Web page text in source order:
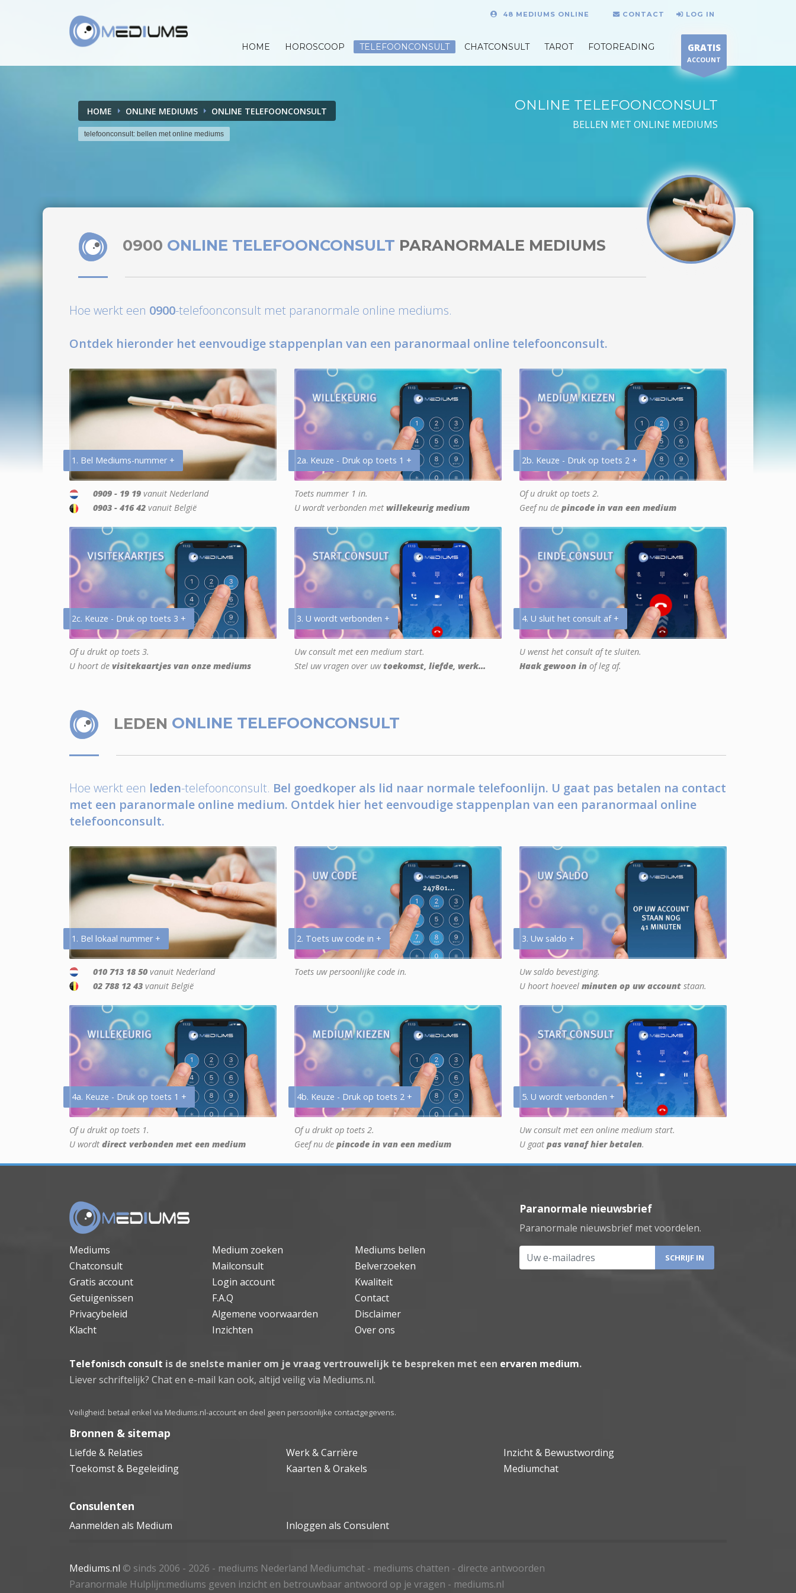
48 MEDIUMS ONLINE CONTACT LOG IN
HOME HOROSCOOP TELEFOONCONSULT CHATCONSULT TAROT FOTOREADING GRATIS
ACCOUNT
HOME ONLINE MEDIUMS ONLINE TELEFOONCONSULT
telefoonconsult: bellen met online mediums
ONLINE TELEFOONCONSULT
BELLEN MET ONLINE MEDIUMS
0900 ONLINE TELEFOONCONSULT PARANORMALE MEDIUMS
Hoe werkt een 0900-telefoonconsult met paranormale online mediums.
Ontdek hieronder het eenvoudige stappenplan van een paranormaal online telefoonconsult.
1. Bel Mediums-nummer +
0909 - 19 19 vanuit Nederland
0903 - 416 42 vanuit België
2a. Keuze - Druk op toets 1 +
Toets nummer 1 in.
U wordt verbonden met willekeurig medium
2b. Keuze - Druk op toets 2 +
Of u drukt op toets 2.
Geef nu de pincode in van een medium
2c. Keuze - Druk op toets 3 +
Of u drukt op toets 3.
U hoort de visitekaartjes van onze mediums
3. U wordt verbonden +
Uw consult met een medium start.
Stel uw vragen over uwtoekomst, liefde, werk...
4. U sluit het consult af +
U wenst het consult af te sluiten.
Haak gewoon in of leg af.
LEDEN ONLINE TELEFOONCONSULT
Hoe werkt een leden-telefoonconsult. Bel goedkoper als lid naar normale telefoonlijn. U gaat pas betalen na contact
met een paranormale online medium. Ontdek hier het eenvoudige stappenplan van een paranormaal online
telefoonconsult.
1. Bel lokaal nummer +
010 713 18 50 vanuit Nederland
02 788 12 43 vanuit België
2. Toets uw code in +
Toets uw persoonlijke code in.
3. Uw saldo +
Uw saldo bevestiging.
U hoort hoeveel minuten op uw account staan.
4a. Keuze - Druk op toets 1 +
Of u drukt op toets 1.
U wordt direct verbonden met een medium
4b. Keuze - Druk op toets 2 +
Of u drukt op toets 2.
Geef nu de pincode in van een medium
5. U wordt verbonden +
Uw consult met een online medium start.
U gaat pas vanaf hier betalen.
Mediums Medium zoeken
Mediums bellen
Chatconsult
Mailconsult
Belverzoeken
Gratis account
Login account
Kwaliteit
Getuigenissen
F.A.Q
Contact
Privacybeleid
Algemene voorwaarden
Disclaimer
Klacht
Inzichten Over ons
Paranormale nieuwsbrief
Paranormale nieuwsbrief met voordelen.
Uw e-mailadres
Telefonisch consult is de snelste manier om je vraag vertrouwelijk te bespreken met een ervaren medium.
Liever schriftelijk? Chat en e-mail kan ook, altijd veilig via Mediums.nl.
Veiligheid: betaal enkel via Mediums.nl-account en deel geen persoonlijke contactgegevens.
Bronnen & sitemap
Liefde & Relaties Werk & Carrière
Inzicht & Bewustwording
Toekomst & Begeleiding
Kaarten & Orakels Mediumchat
Consulenten
Aanmelden als Medium Inloggen als Consulent
Mediums.nl © sinds 2006 - 2026 - mediums Nederland Mediumchat - mediums chatten - directe antwoorden
Paranormale Hulplijn:mediums geven inzicht en betrouwbaar antwoord op je vragen - mediums.nl